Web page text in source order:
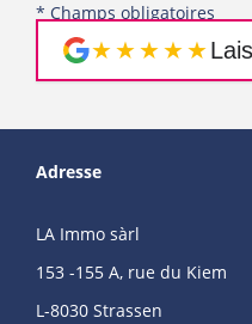
* Champs obligatoires
★★★★★
Adresse
LA Immo sàrl
153 -155 A, rue du Kiem
L-8030 Strassen